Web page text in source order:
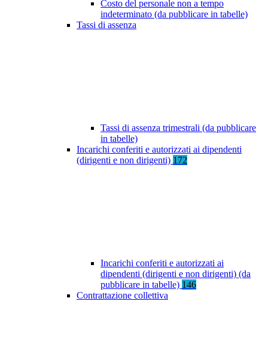
Costo del personale non a tempo
indeterminato (da pubblicare in tabelle)
Tassi di assenza
Tassi di assenza trimestrali (da pubblicare
in tabelle)
Incarichi conferiti e autorizzati ai dipendenti
(dirigenti e non dirigenti) 172
Incarichi conferiti e autorizzati ai
dipendenti (dirigenti e non dirigenti) (da
pubblicare in tabelle) 146
Contrattazione collettiva